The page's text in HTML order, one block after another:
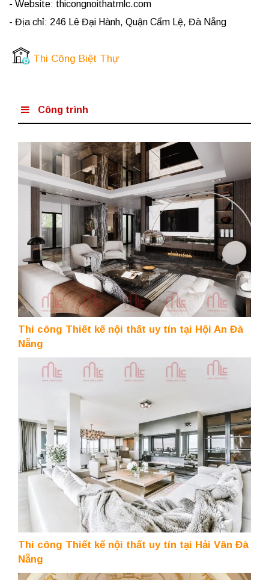
- Website: thicongnoithatmlc.com
- Địa chỉ: 246 Lê Đại Hành, Quận Cẩm Lệ, Đà Nẵng
Thi Công Biệt Thự
Công trình
Thi công Thiết kế nội thất uy tín tại Hội An Đà
Nẵng
Thi công Thiết kế nội thất uy tín tại Hải Vân Đà
Nẵng